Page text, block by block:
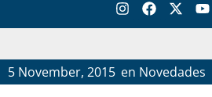
5 November, 2015 en Novedades